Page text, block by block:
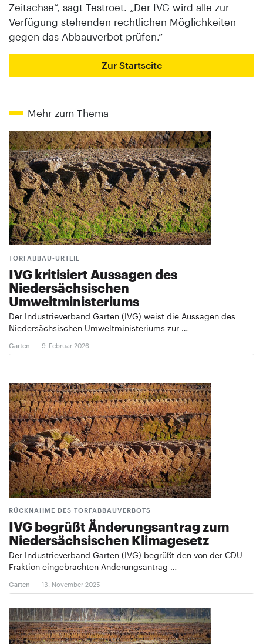
Zeitachse“, sagt Testroet. „Der IVG wird alle zur
Verfügung stehenden rechtlichen Möglichkeiten
gegen das Abbauverbot prüfen.“
Zur Startseite
Mehr zum Thema
TORFABBAU-URTEIL
IVG kritisiert Aussagen des
Niedersächsischen
Umweltministeriums
Der Industrieverband Garten (IVG) weist die Aussagen des
Niedersächsischen Umweltministeriums zur …
Garten 9. Februar 2026
RÜCKNAHME DES TORFABBAUVERBOTS
IVG begrüßt Änderungsantrag zum
Niedersächsischen Klimagesetz
Der Industrieverband Garten (IVG) begrüßt den von der CDU-
Fraktion eingebrachten Änderungsantrag …
Garten 13. November 2025